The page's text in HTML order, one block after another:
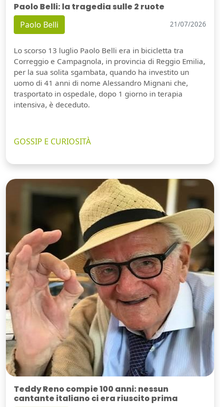
Paolo Belli: la tragedia sulle 2 ruote
Paolo Belli 21/07/2026
Lo scorso 13 luglio Paolo Belli era in bicicletta tra
Correggio e Campagnola, in provincia di Reggio Emilia,
per la sua solita sgambata, quando ha investito un
uomo di 41 anni di nome Alessandro Mignani che,
trasportato in ospedale, dopo 1 giorno in terapia
intensiva, è deceduto.
GOSSIP E CURIOSITÀ
Teddy Reno compie 100 anni: nessun
cantante italiano ci era riuscito prima